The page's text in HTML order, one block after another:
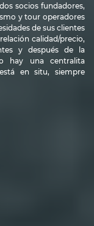
tradición de las Islas
de chiringuitos y
con unas pocas calas
snorkel en uno de
FormenteraVuela tiene
y apartamentos para
adecuados para el
ahora!
para nudistas.
socios fundadores,
y tour operadores
de sus clientes
calidad/precio,
y después de la
hay una centralita
en situ, siempre